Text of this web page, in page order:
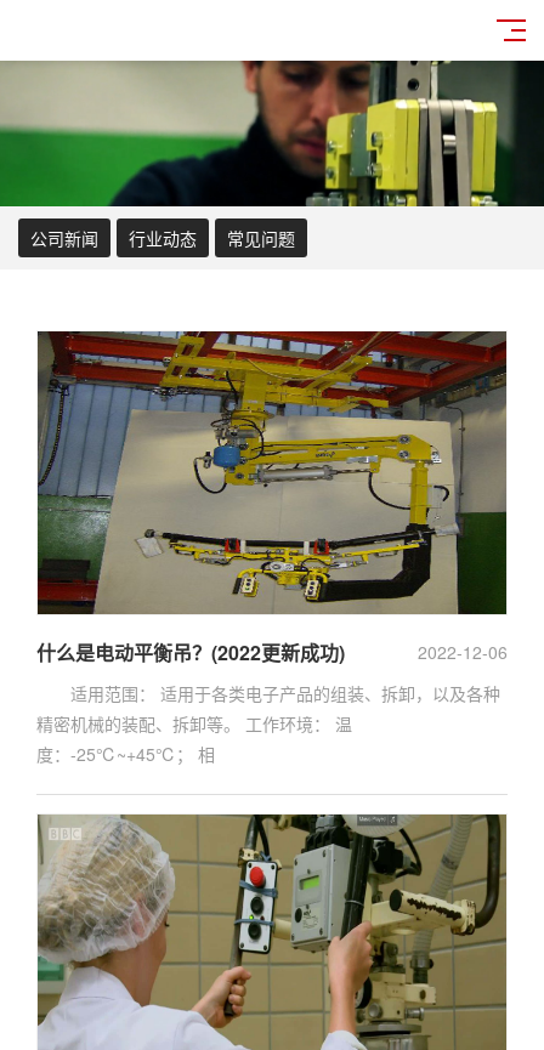
公司新闻 行业动态 常见问题
2022-12-06
什么是电动平衡吊？(2022更新成功)
适用范围： 适用于各类电子产品的组装、拆卸，以及各种
精密机械的装配、拆卸等。 工作环境： 温
度：-25℃~+45℃； 相